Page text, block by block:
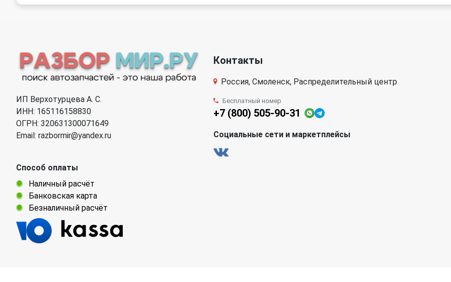
ИП Верхотурцева А. С.
ИНН: 165116158830
ОГРН: 320631300071649
Email: razbormir@yandex.ru
Способ оплаты
Наличный расчёт
Банковская карта
Безналичный расчёт
Контакты
Россия, Смоленск, Распределительный центр
Бесплатный номер
+7 (800) 505-90-31
Социальные сети и маркетплейсы